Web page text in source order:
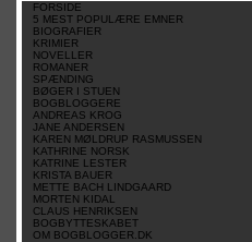
FORSIDE
5 MEST POPULÆRE EMNER
BIOGRAFIER
KRIMIER
NOVELLER
ROMANER
SPÆNDING
BØGER I STUEN
BOGBLOGGERE
ANDREAS KROG
JANE ANDERSEN
KAREN MØLDRUP RASMUSSEN
KATHRINE NORSK
KATRINE LESTER
KRISTA BAUER
METTE BACH LINDGAARD
MORTEN KIDAL
CLAUS HENRIKSEN
BOGBYTTESKABET
OM BOGBLOGGER.DK